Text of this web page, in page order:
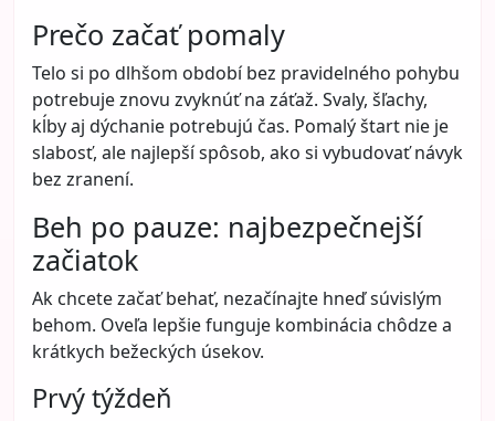
Prečo začať pomaly
Telo si po dlhšom období bez pravidelného pohybu
potrebuje znovu zvyknúť na záťaž. Svaly, šľachy,
kĺby aj dýchanie potrebujú čas. Pomalý štart nie je
slabosť, ale najlepší spôsob, ako si vybudovať návyk
bez zranení.
Beh po pauze: najbezpečnejší
začiatok
Ak chcete začať behať, nezačínajte hneď súvislým
behom. Oveľa lepšie funguje kombinácia chôdze a
krátkych bežeckých úsekov.
Prvý týždeň